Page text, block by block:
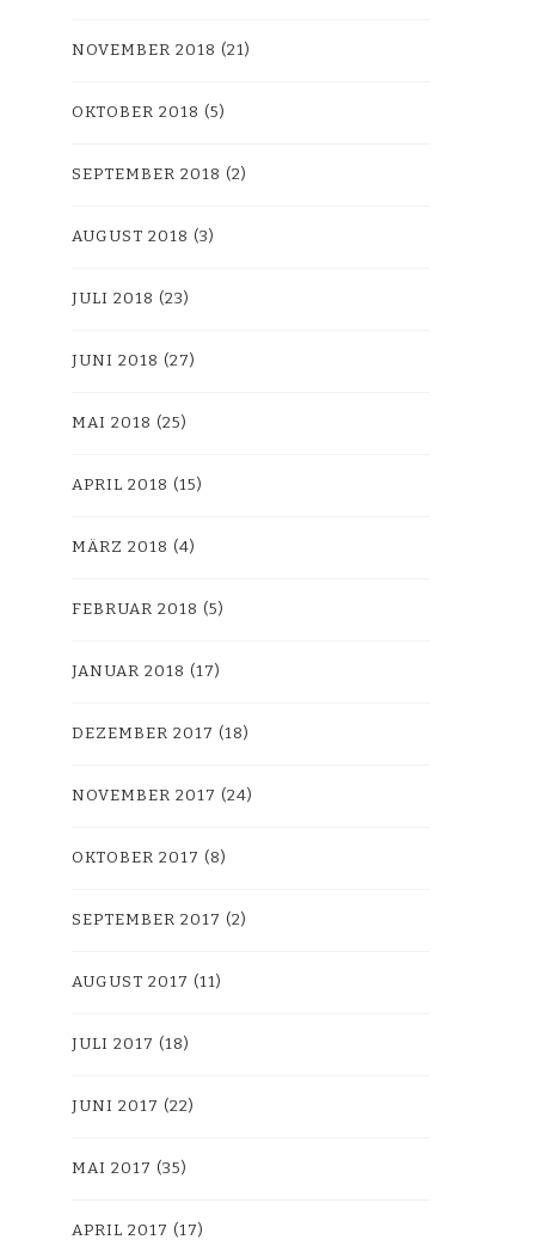
NOVEMBER 2018 (21)
OKTOBER 2018 (5)
SEPTEMBER 2018 (2)
AUGUST 2018 (3)
JULI 2018 (23)
JUNI 2018 (27)
MAI 2018 (25)
APRIL 2018 (15)
MÄRZ 2018 (4)
FEBRUAR 2018 (5)
JANUAR 2018 (17)
DEZEMBER 2017 (18)
NOVEMBER 2017 (24)
OKTOBER 2017 (8)
SEPTEMBER 2017 (2)
AUGUST 2017 (11)
JULI 2017 (18)
JUNI 2017 (22)
MAI 2017 (35)
APRIL 2017 (17)